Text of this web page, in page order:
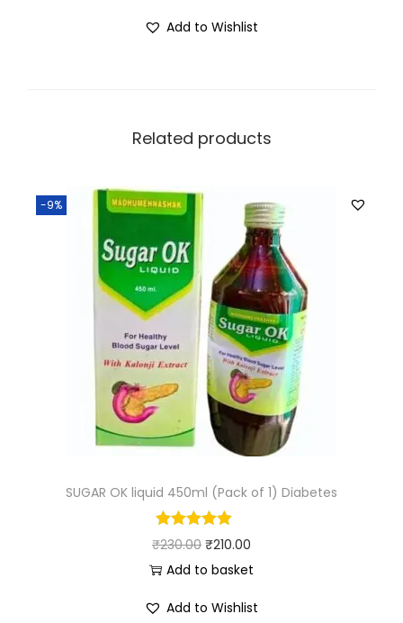
Add to Wishlist
Related products
-9%
SUGAR OK liquid 450ml (Pack of 1) Diabetes
₹230.00 ₹210.00
Add to basket
Add to Wishlist